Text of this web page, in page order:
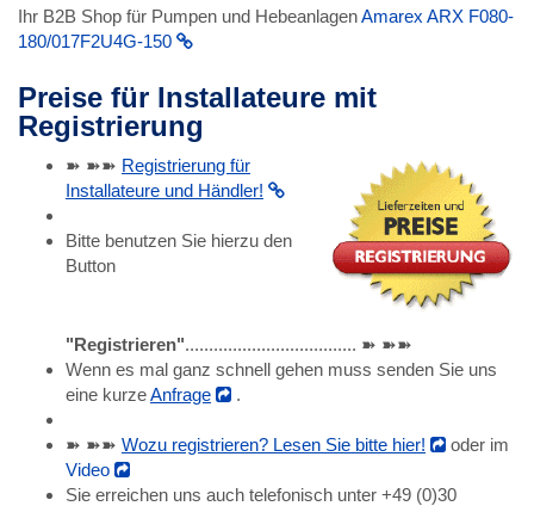
Ihr B2B Shop für Pumpen und HebeanlagenAmarex ARX F080-
180/017F2U4G-150
Preise für Installateure mit
Registrierung
➽ ➽➽ Registrierung für
Installateure und Händler!
Bitte benutzen Sie hierzu den
Button
"Registrieren".................................... ➽ ➽➽
Wenn es mal ganz schnell gehen muss senden Sie uns
eine kurzeAnfrage .
➽ ➽➽ Wozu registrieren? Lesen Sie bitte hier!
oder im
Video
Sie erreichen uns auch telefonisch unter +49 (0)30